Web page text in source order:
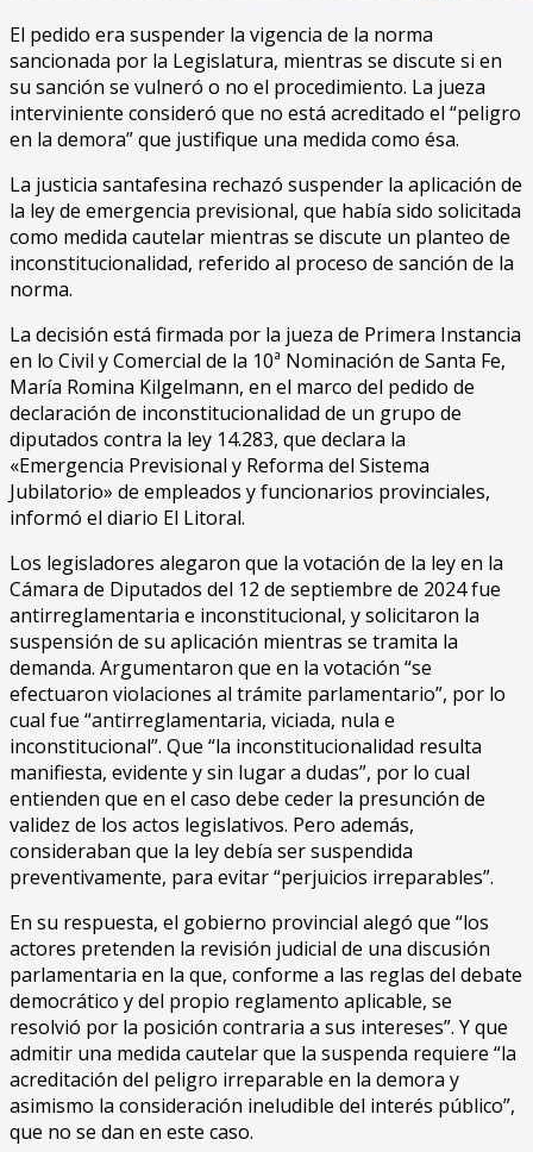
El pedido era suspender la vigencia de la norma
sancionada por la Legislatura, mientras se discute si en
su sanción se vulneró o no el procedimiento. La jueza
interviniente consideró que no está acreditado el “peligro
en la demora” que justifique una medida como ésa.
La justicia santafesina rechazó suspender la aplicación de
la ley de emergencia previsional, que había sido solicitada
como medida cautelar mientras se discute un planteo de
inconstitucionalidad, referido al proceso de sanción de la
norma.
La decisión está firmada por la jueza de Primera Instancia
en lo Civil y Comercial de la 10ª Nominación de Santa Fe,
María Romina Kilgelmann, en el marco del pedido de
declaración de inconstitucionalidad de un grupo de
diputados contra la ley 14.283, que declara la
«Emergencia Previsional y Reforma del Sistema
Jubilatorio» de empleados y funcionarios provinciales,
informó el diario El Litoral.
Los legisladores alegaron que la votación de la ley en la
Cámara de Diputados del 12 de septiembre de 2024 fue
antirreglamentaria e inconstitucional, y solicitaron la
suspensión de su aplicación mientras se tramita la
demanda. Argumentaron que en la votación “se
efectuaron violaciones al trámite parlamentario”, por lo
cual fue “antirreglamentaria, viciada, nula e
inconstitucional”. Que “la inconstitucionalidad resulta
manifiesta, evidente y sin lugar a dudas”, por lo cual
entienden que en el caso debe ceder la presunción de
validez de los actos legislativos. Pero además,
consideraban que la ley debía ser suspendida
preventivamente, para evitar “perjuicios irreparables”.
En su respuesta, el gobierno provincial alegó que “los
actores pretenden la revisión judicial de una discusión
parlamentaria en la que, conforme a las reglas del debate
democrático y del propio reglamento aplicable, se
resolvió por la posición contraria a sus intereses”. Y que
admitir una medida cautelar que la suspenda requiere “la
acreditación del peligro irreparable en la demora y
asimismo la consideración ineludible del interés público”,
que no se dan en este caso.